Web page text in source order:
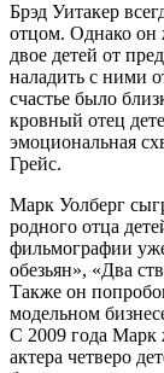
Брэд Уитакер
отцом. Однако он
двое детей от
наладить с ними
счастье было
кровный отец
эмоциональная
Грейс.
Марк Уолберг
родного отца
фильмографии
обезьян», «Два
Также он
модельном
С 2009 года Марк
актера четверо